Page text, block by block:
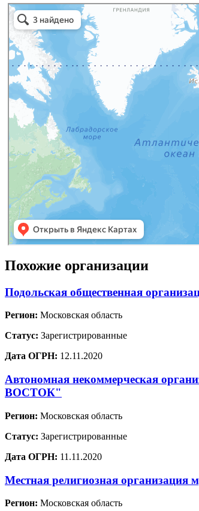
Похожие организации
Подольская общественная
Регион: Московская область
Статус: Зарегистрированные
Дата ОГРН: 12.11.2020
Автономная некоммерческая
ВОСТОК"
Регион: Московская область
Статус: Зарегистрированные
Дата ОГРН: 11.11.2020
Местная религиозная организация
Регион: Московская область